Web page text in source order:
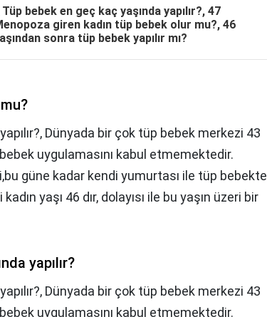
bebek en geç kaç yaşında yapılır?, 47
giren kadın tüp bebek olur mu?, 46
sonra tüp bebek yapılır mı?
Dünyada bir çok tüp bebek merkezi 43
uygulamasını kabul etmemektedir.
güne kadar kendi yumurtası ile tüp bebekte
yaşı 46 dır, dolayısı ile bu yaşın üzeri bir
yapılır?
Dünyada bir çok tüp bebek merkezi 43
uygulamasını kabul etmemektedir.